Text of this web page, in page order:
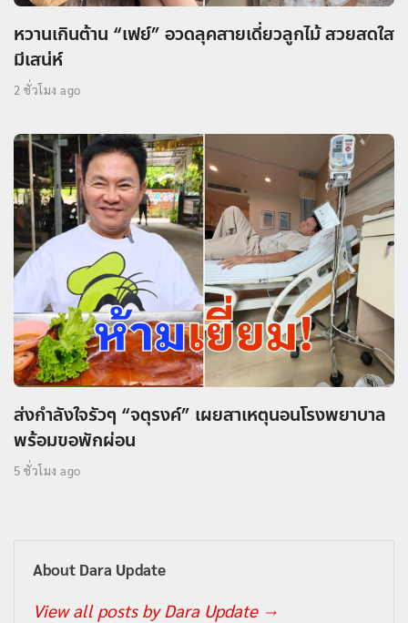
หวานเกินต้าน “เฟย์” อวดลุคสายเดี่ยวลูกไม้ สวยสดใส
มีเสน่ห์
2 ชั่วโมง ago
ส่งกำลังใจรัวๆ “จตุรงค์” เผยสาเหตุนอนโรงพยาบาล
พร้อมขอพักผ่อน
5 ชั่วโมง ago
About Dara Update
View all posts by Dara Update →